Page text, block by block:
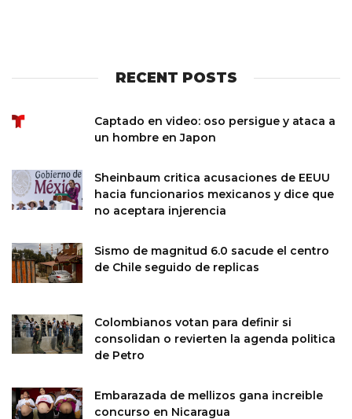
RECENT POSTS
Captado en video: oso persigue y ataca a
un hombre en Japon
Sheinbaum critica acusaciones de EEUU
hacia funcionarios mexicanos y dice que
no aceptara injerencia
Sismo de magnitud 6.0 sacude el centro
de Chile seguido de replicas
Colombianos votan para definir si
consolidan o revierten la agenda politica
de Petro
Embarazada de mellizos gana increible
concurso en Nicaragua